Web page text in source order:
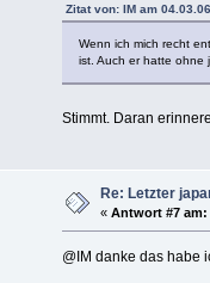
Zitat von: IM am
Wenn ich mich recht
ist. Auch er hatte ohne
Stimmt. Daran
Re: Letzter
«Antwort #7 am:
@IM danke das habe